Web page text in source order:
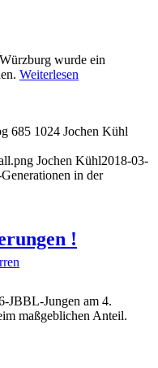
wurde ein
Weiterlesen
685 1024 Jochen Kühl
Jochen Kühl2018-03-
in der
!
JBBL-Jungen am 4.
maßgeblichen Anteil.